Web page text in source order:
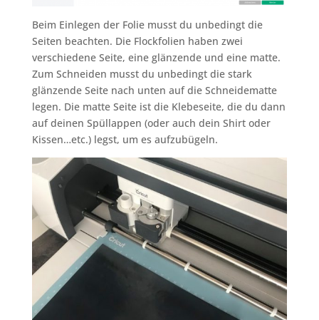
Beim Einlegen der Folie musst du unbedingt die
Seiten beachten. Die Flockfolien haben zwei
verschiedene Seite, eine glänzende und eine matte.
Zum Schneiden musst du unbedingt die stark
glänzende Seite nach unten auf die Schneidematte
legen. Die matte Seite ist die Klebeseite, die du dann
auf deinen Spüllappen (oder auch dein Shirt oder
Kissen…etc.) legst, um es aufzubügeln.